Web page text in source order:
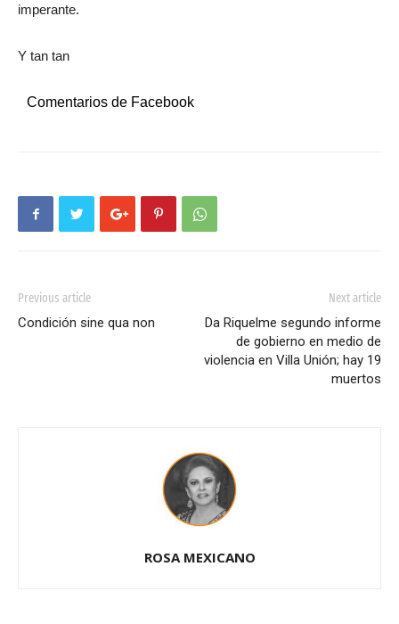
imperante.
Y tan tan
Comentarios de Facebook
Previous article
Condición sine qua non
Next article
Da Riquelme segundo informe
de gobierno en medio de
violencia en Villa Unión; hay 19
muertos
ROSA MEXICANO